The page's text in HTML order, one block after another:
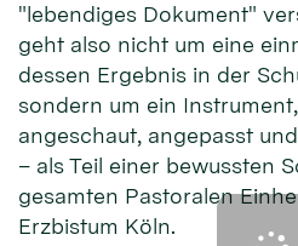
"lebendiges Dokument"
geht also nicht um eine
dessen Ergebnis in der
sondern um ein
angeschaut, angepasst
– als Teil einer bewussten
gesamten Pastoralen
Erzbistum Köln.